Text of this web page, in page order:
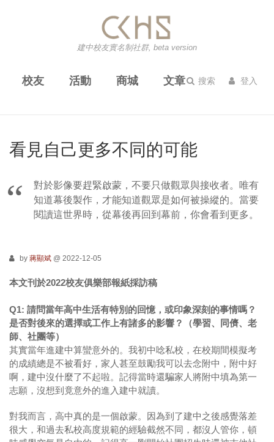
建中校友實名制社群, beta version
校友 活動 商城 文章 搜索 登入
看見自己更多不同的可能
對於影像要趕緊啟蒙，不要只做觀眾與接收者。唯有
知道幕後製作，才能知道觀眾是如何被操縱的。當要
閱讀這世界時，從幕後再回到幕前，你會看到更多。
by 蔣顯斌 @ 2022-12-05
本文刊於2022校友俱樂部報紙採訪稿
Q1: 請問當年高中生活有特別的回憶，或印象深刻的事情嗎？
是否對後來的選擇或工作上有諸多的影響？（學習、同儕、老
師、社團等）
其實當年進建中算蠻意外的。我初中唸私校，在校期間模擬考
的成績總是不被看好，家人甚至鼓勵我可以去念附中，附中好
啊，建中沒什麼了不起啦。記得當時還騙家人將附中填為第一
志願，沒想到竟意外的進入建中就讀。
對我而言，高中真的是一個啟蒙。因為到了建中之後感覺落差
很大，和過去私校高度規範的經驗截然不同，都沒人管你，頓